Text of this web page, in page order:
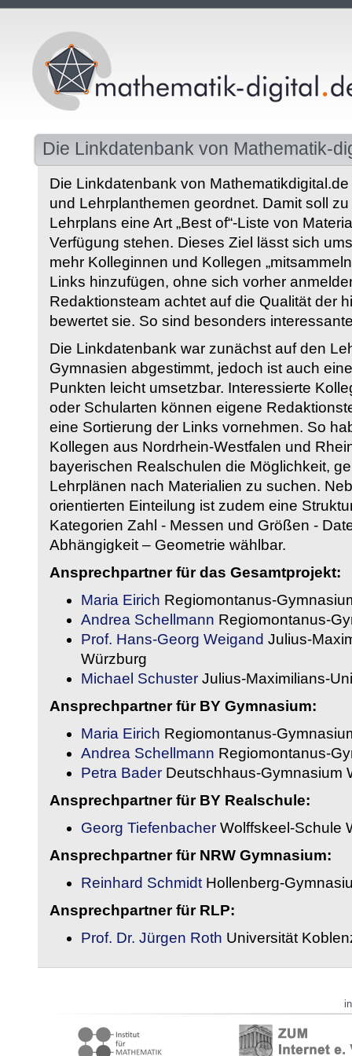
Die Linkdatenbank von Mathematik-
Die Linkdatenbank von
und Lehrplanthemen geordnet. Damit soll
Lehrplans eine Art „Best of“-Liste von
Verfügung stehen. Dieses Ziel lässt sich
mehr Kolleginnen und Kollegen
Links hinzufügen, ohne sich vorher
Redaktionsteam achtet auf die Qualität der
bewertet sie. So sind besonders
Die Linkdatenbank war zunächst auf den
Gymnasien abgestimmt, jedoch ist auch
Punkten leicht umsetzbar. Interessierte
oder Schularten können eigene
eine Sortierung der Links vornehmen. So
Kollegen aus Nordrhein-Westfalen und
bayerischen Realschulen die Möglichkeit,
Lehrplänen nach Materialien zu suchen.
orientierten Einteilung ist zudem eine
Kategorien Zahl - Messen und Größen -
Abhängigkeit – Geometrie wählbar.
Ansprechpartner für das Gesamtprojekt:
Maria Eirich Regiomontanus-
Andrea Schellmann Regiomontanus-
Prof. Hans-Georg Weigand Julius-
Würzburg
Michael Schuster Julius-Maximilians-
Ansprechpartner für BY Gymnasium:
Maria Eirich Regiomontanus-
Andrea Schellmann Regiomontanus-
Petra Bader Deutschhaus-Gymnasium
Ansprechpartner für BY Realschule:
Georg Tiefenbacher Wolffskeel-Schule
Ansprechpartner für NRW Gymnasium:
Reinhard Schmidt Hollenberg-
Ansprechpartner für RLP:
Prof. Dr. Jürgen Roth Universität